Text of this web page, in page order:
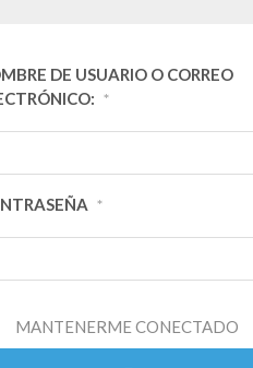
DE USUARIO O CORREO
*
*
MANTENERME CONECTADO